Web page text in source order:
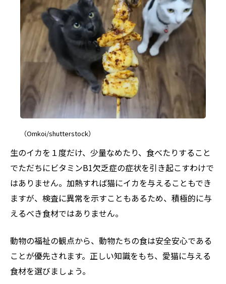
（Omkoi/shutterstock）
生のイカを１度だけ、少量なめたり、食べたりすること
でただちにビタミンB1欠乏症の症状を引き起こすわけで
はありません。加熱すれば猫にイカを与えることもでき
ますが、検査に異常を示すこともあるため、積極的に与
えるべき食材ではありません。
動物の福祉の観点から、動物たちの食は安全安心である
ことが優先されます。正しい知識をもち、愛猫に与える
食材を選びましょう。